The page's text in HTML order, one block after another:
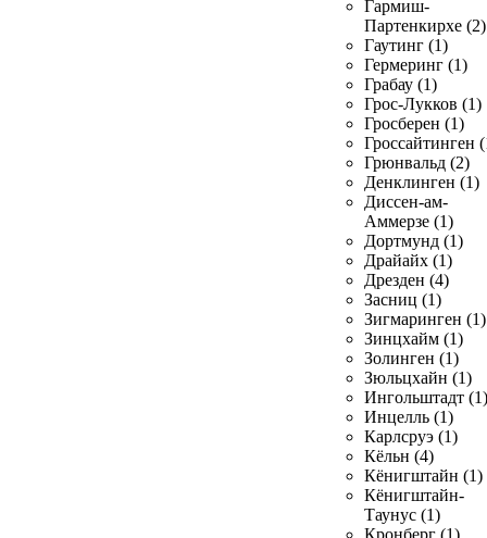
Гармиш-
Партенкирхе (2)
Гаутинг (1)
Гермеринг (1)
Грабау (1)
Грос-Лукков (1)
Гросберен (1)
Гроссайтинген
Грюнвальд (2)
Денклинген (1)
Диссен-ам-
Аммерзе (1)
Дортмунд (1)
Драйайх (1)
Дрезден (4)
Засниц (1)
Зигмаринген (1)
Зинцхайм (1)
Золинген (1)
Зюльцхайн (1)
Ингольштадт (1)
Инцелль (1)
Карлсруэ (1)
Кёльн (4)
Кёнигштайн (1)
Кёнигштайн-
Таунус (1)
Кронберг (1)